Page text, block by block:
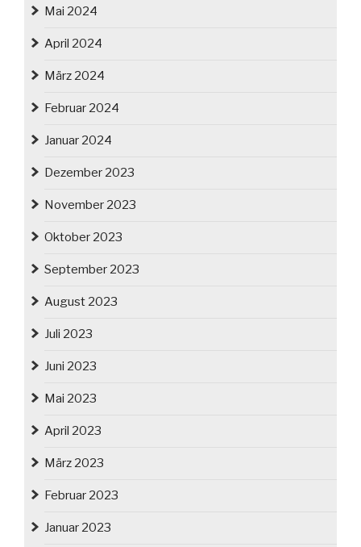
Mai 2024
April 2024
März 2024
Februar 2024
Januar 2024
Dezember 2023
November 2023
Oktober 2023
September 2023
August 2023
Juli 2023
Juni 2023
Mai 2023
April 2023
März 2023
Februar 2023
Januar 2023